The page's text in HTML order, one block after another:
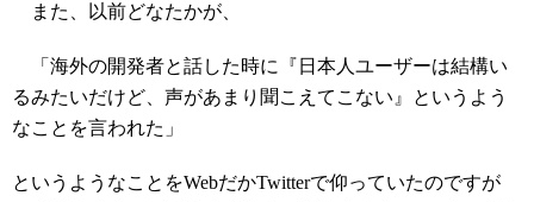
また、以前どなたかが、
「海外の開発者と話した時に『日本人ユーザーは結構い
るみたいだけど、声があまり聞こえてこない』というよう
なことを言われた」
というようなことをWebだかTwitterで仰っていたのですが